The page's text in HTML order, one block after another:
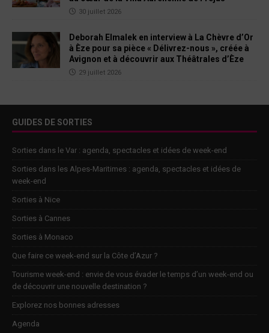
30 juillet 2026
Deborah Elmalek en interview à La Chèvre d’Or
à Èze pour sa pièce « Délivrez-nous », créée à
Avignon et à découvrir aux Théâtrales d’Èze
29 juillet 2026
GUIDES DE SORTIES
Sorties dans le Var : agenda, spectacles et idées de week-end
Sorties dans les Alpes-Maritimes : agenda, spectacles et idées de
week-end
Sorties à Nice
Sorties à Cannes
Sorties à Monaco
Que faire ce week-end sur la Côte d’Azur ?
Tourisme week-end : envie de vous évader le temps d’un week-end ou
de découvrir une nouvelle destination ?
Explorez nos bonnes adresses
Agenda